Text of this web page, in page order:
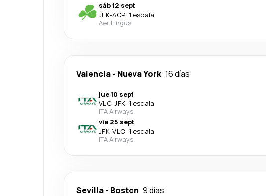
sáb 12 sept
JFK-AGP· 1 escala
Aer Lingus
Valencia- Nueva York 16 días
jue 10 sept
VLC-JFK· 1 escala
ITA Airways
vie 25 sept
JFK-VLC· 1 escala
ITA Airways
Sevilla- Boston 9 días